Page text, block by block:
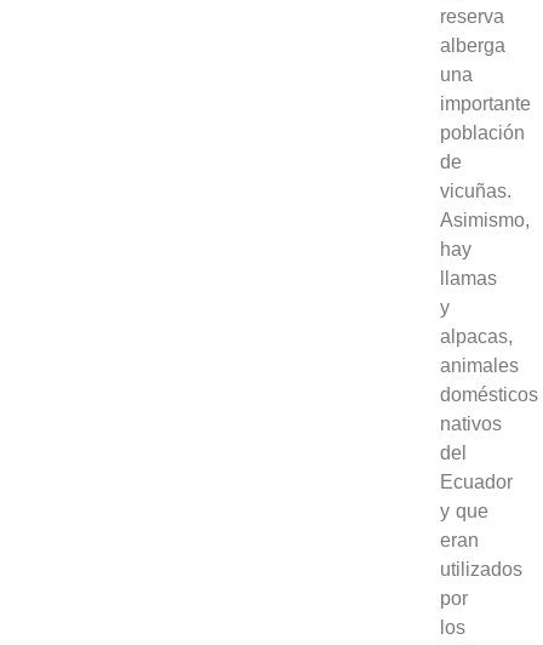
reserva
alberga
una
importante
población
de
vicuñas.
Asimismo,
hay
llamas
y
alpacas,
animales
domésticos
nativos
del
Ecuador
y que
eran
utilizados
por
los